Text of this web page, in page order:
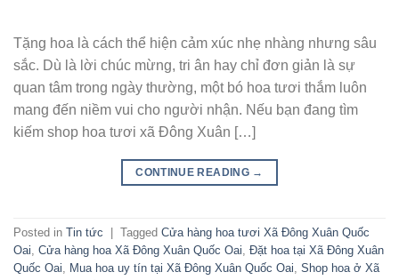
Tặng hoa là cách thể hiện cảm xúc nhẹ nhàng nhưng sâu
sắc. Dù là lời chúc mừng, tri ân hay chỉ đơn giản là sự
quan tâm trong ngày thường, một bó hoa tươi thắm luôn
mang đến niềm vui cho người nhận. Nếu bạn đang tìm
kiếm shop hoa tươi xã Đông Xuân […]
CONTINUE READING →
Posted in Tin tức Tagged Cửa hàng hoa tươi Xã Đông Xuân Quốc
Oai Cửa hàng hoa Xã Đông Xuân Quốc Oai Đặt hoa tại Xã Đông Xuân
Quốc Oai
Mua hoa uy tín tại Xã Đông Xuân Quốc Oai Shop hoa ở Xã